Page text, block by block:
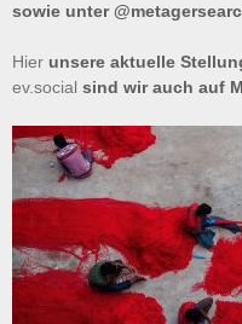
sowie unter
Hier unsere aktuelle
ev.social sind wir auch auf